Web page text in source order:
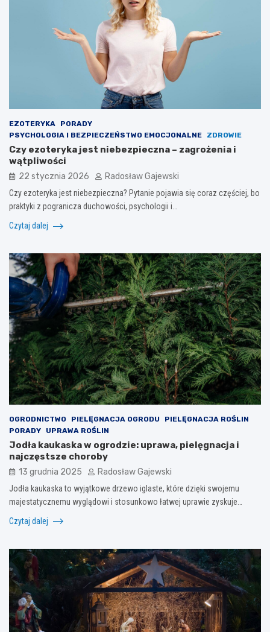
EZOTERYKA
PORADY
PSYCHOLOGIA I BEZPIECZEŃSTWO EMOCJONALNE
ZDROWIE
Czy ezoteryka jest niebezpieczna – zagrożenia i
wątpliwości
22 stycznia 2026 Radosław Gajewski
Czy ezoteryka jest niebezpieczna? Pytanie pojawia się coraz częściej, bo
praktyki z pogranicza duchowości, psychologii i…
Czytaj dalej
OGRODNICTWO PIELĘGNACJA OGRODU
PIELĘGNACJA ROŚLIN
PORADY
UPRAWA ROŚLIN
Jodła kaukaska w ogrodzie: uprawa, pielęgnacja i
najczęstsze choroby
13 grudnia 2025 Radosław Gajewski
Jodła kaukaska to wyjątkowe drzewo iglaste, które dzięki swojemu
majestatycznemu wyglądowi i stosunkowo łatwej uprawie zyskuje…
Czytaj dalej